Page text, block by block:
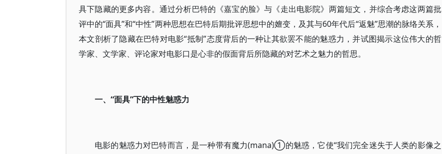
具下隐藏的更多内容。通过分析巴特的《嘉宝的脸》与《走出电影院》两篇短文，并综合考虑这两篇批
评中的“面具”和“中性”两种思想在巴特后期批评思想中的嬗变，及其与60年代后“返魅”思潮的脉络关系，
本文剖析了隐藏在巴特对电影“抵制”态度背后的一种让其欲罢不能的魅惑力，并试图揭示这位伟大的哲
学家、文学家、评论家对电影口是心非的假面背后所隐藏的对艺术之魅力的哲思。
一、“面具”下的中性魅惑力
电影的魅惑力对巴特而言，是一种带有魔力(mana)①的魅惑，它使“我们完全迷失于人类的影像之